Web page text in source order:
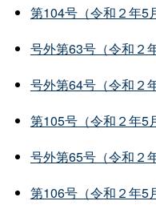
第104号（令和２年5
号外第63号（令和２
号外第64号（令和２
第105号（令和２年5
号外第65号（令和２
第106号（令和２年5